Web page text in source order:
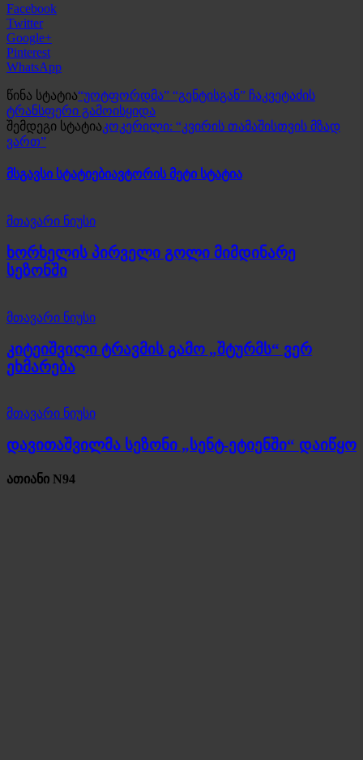
Facebook
Twitter
Google+
Pinterest
WhatsApp
წინა სტატია“უოტფორდმა” “გენტისგან” ჩაკვეტაძის
ტრანსფერი გამოისყიდა
შემდეგი სტატიაკოკერილი: “კვირის თამაშისთვის მზად
ვართ”
მსგავსი სტატიებიავტორის მეტი სტატია
მთავარი ნიუსი
ხორხელის პირველი გოლი მიმდინარე
სეზონში
მთავარი ნიუსი
კიტეიშვილი ტრავმის გამო „შტურმს“ ვერ
ეხმარება
მთავარი ნიუსი
დავითაშვილმა სეზონი „სენტ-ეტიენში“ დაიწყო
ათიანი N94